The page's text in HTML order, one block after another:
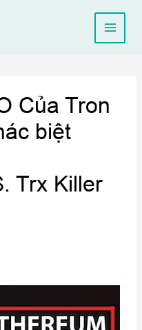
Của Tron
biệt
Trx Killer